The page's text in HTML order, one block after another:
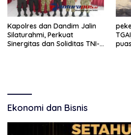
Kapolres dan Dandim Jalin
Silaturahmi, Perkuat
Sinergitas dan Soliditas TNI-
Ekonomi dan Bisnis